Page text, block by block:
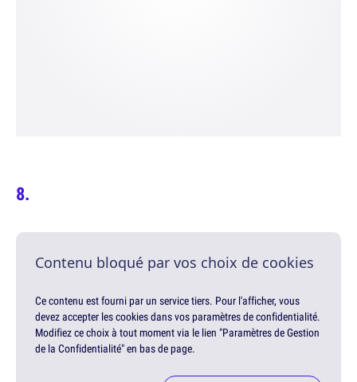
Contenu bloqué par vos choix de cookies
Ce contenu est fourni par un service tiers. Pour l'afficher, vous
devez accepter les cookies dans vos paramètres de confidentialité.
Modifiez ce choix à tout moment via le lien "Paramètres de Gestion
de la Confidentialité" en bas de page.